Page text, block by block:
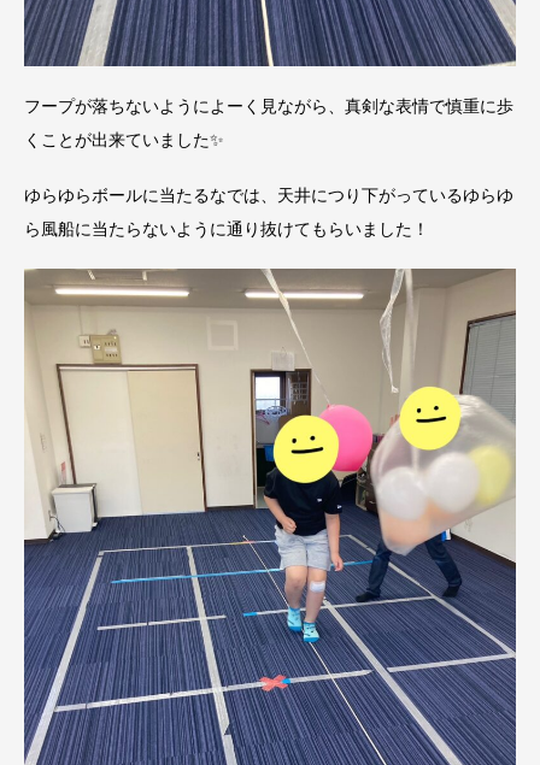
フープが落ちないようによーく見ながら、真剣な表情で慎重に歩
くことが出来ていました✨
ゆらゆらボールに当たるなでは、天井につり下がっているゆらゆ
ら風船に当たらないように通り抜けてもらいました！